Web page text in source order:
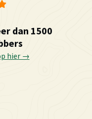
dan 1500
hier →